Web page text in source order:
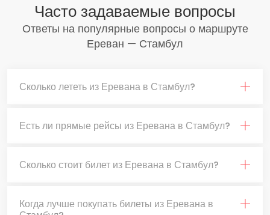
Часто задаваемые вопросы
Ответы на популярные вопросы о маршруте
Ереван — Стамбул
Сколько лететь из Еревана в Стамбул?
Есть ли прямые рейсы из Еревана в Стамбул?
Сколько стоит билет из Еревана в Стамбул?
Когда лучше покупать билеты из Еревана в